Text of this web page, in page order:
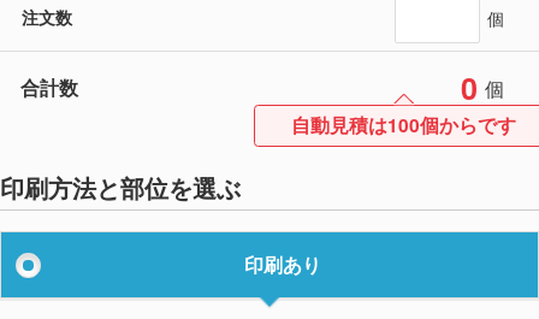
注文数 個
合計数 0 個
自動見積は100個からです
印刷方法と部位を選ぶ
印刷あり